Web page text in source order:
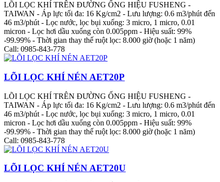
LÕI LỌC KHÍ TRÊN ĐƯỜNG ỐNG HIỆU FUSHENG -
TAIWAN - Áp lực tối đa: 16 Kg/cm2 - Lưu lượng: 0.6 m3/phút đến
46 m3/phút - Lọc nước, lọc bụi xuống: 3 micro, 1 micro, 0.01
micron - Lọc hơi dầu xuống còn 0.005ppm - Hiệu suất: 99%
-99.99% - Thời gian thay thế ruột lọc: 8.000 giờ (hoặc 1 năm)
Call: 0985-843-778
LÕI LỌC KHÍ NÉN AET20P
LÕI LỌC KHÍ TRÊN ĐƯỜNG ỐNG HIỆU FUSHENG -
TAIWAN - Áp lực tối đa: 16 Kg/cm2 - Lưu lượng: 0.6 m3/phút đến
46 m3/phút - Lọc nước, lọc bụi xuống: 3 micro, 1 micro, 0.01
micron - Lọc hơi dầu xuống còn 0.005ppm - Hiệu suất: 99%
-99.99% - Thời gian thay thế ruột lọc: 8.000 giờ (hoặc 1 năm)
Call: 0985-843-778
LÕI LỌC KHÍ NÉN AET20U